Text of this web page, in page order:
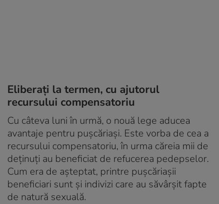
Eliberați la termen, cu ajutorul
recursului compensatoriu
Cu câteva luni în urmă, o nouă lege aducea
avantaje pentru pușcăriași. Este vorba de cea a
recursului compensatoriu, în urma căreia mii de
deținuți au beneficiat de refucerea pedepselor.
Cum era de așteptat, printre pușcăriașii
beneficiari sunt și indivizi care au săvârșit fapte
de natură sexuală.